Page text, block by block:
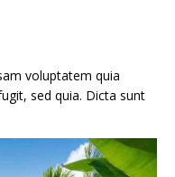
voluptatem quia
sed quia. Dicta sunt